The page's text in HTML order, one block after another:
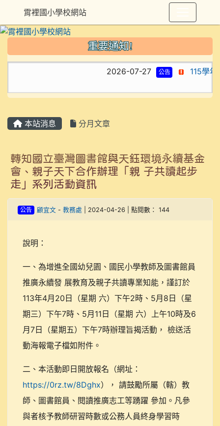
重要通知!
2026-07-27 公告 115學
本站消息 分月文章
轉知國立臺灣圖書館與天鈺環境永續基金
會、親子天下合作辦理「親 子共讀起步
走」系列活動資訊
公告 顧宜文- 教務處 | 2024-04-26 | 點閱數： 144
說明：
一、為增進全國幼兒園、國民小學教師及圖書館員
推廣永續發 展教育及親子共讀專業知能，謹訂於
113年4月20日（星期 六）下午2時、5月8日（星
期三）下午7時、5月11日（星期 六）上午10時及6
月7日（星期五）下午7時辦理旨揭活動， 檢送活
動海報電子檔如附件。
二、本活動即日開放報名（網址：
https://0rz.tw/8Dghx）， 請鼓勵所屬（轄）教
師、圖書館員、閱讀推廣志工等踴躍 參加。凡參
與者核予教師研習時數或公務人員終身學習時
霄裡國小學校網站